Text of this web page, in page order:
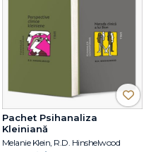
Pachet Psihanaliza
Kleiniană
Melanie Klein, R.D. Hinshelwood